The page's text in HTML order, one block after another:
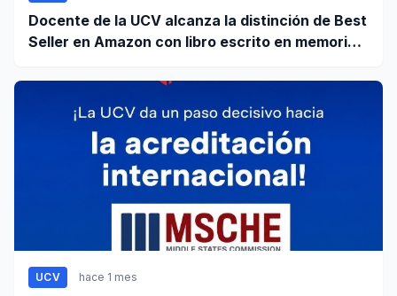
Docente de la UCV alcanza la distinción de Best
Seller en Amazon con libro escrito en memoria a
UCV hace 1 mes